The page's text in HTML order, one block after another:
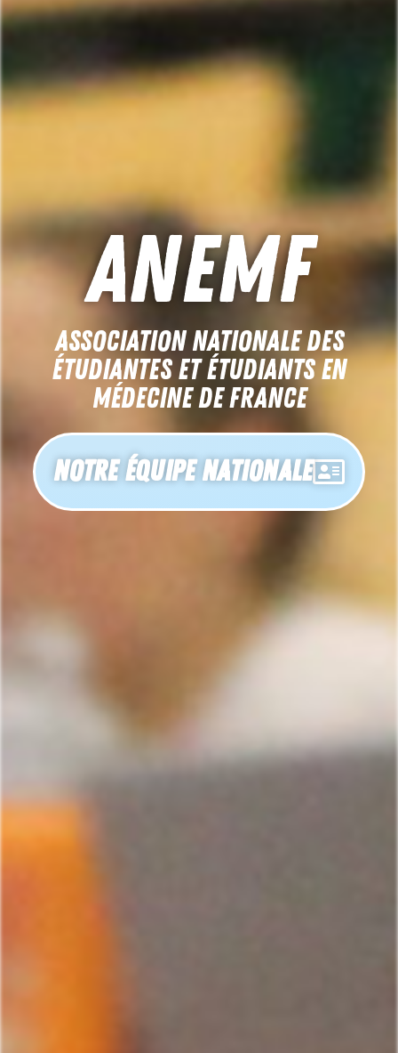
ANEMF
Association Nationale des
Étudiantes et Étudiants en
Médecine de France
Notre Équipe Nationale